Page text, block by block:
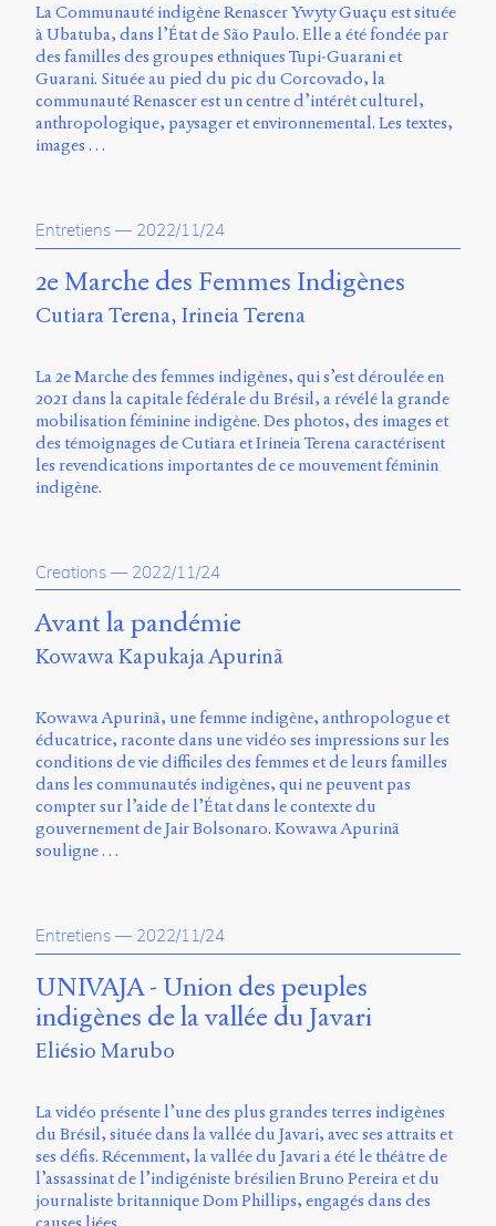
La Communauté indigène Renascer Ywyty Guaçu est située
à Ubatuba, dans l’État de São Paulo. Elle a été fondée par
des familles des groupes ethniques Tupi-Guarani et
Guarani. Située au pied du pic du Corcovado, la
communauté Renascer est un centre d’intérêt culturel,
anthropologique, paysager et environnemental. Les textes,
images …
Entretiens — 2022/11/24
2e Marche des Femmes Indigènes
Cutiara Terena Irineia Terena
La 2e Marche des femmes indigènes, qui s’est déroulée en
2021 dans la capitale fédérale du Brésil, a révélé la grande
mobilisation féminine indigène. Des photos, des images et
des témoignages de Cutiara et Irineia Terena caractérisent
les revendications importantes de ce mouvement féminin
indigène.
Creations — 2022/11/24
Avant la pandémie
Kowawa Kapukaja Apurinã
Kowawa Apurinã, une femme indigène, anthropologue et
éducatrice, raconte dans une vidéo ses impressions sur les
conditions de vie difficiles des femmes et de leurs familles
dans les communautés indigènes, qui ne peuvent pas
compter sur l’aide de l’État dans le contexte du
gouvernement de Jair Bolsonaro. Kowawa Apurinã
souligne …
Entretiens — 2022/11/24
UNIVAJA - Union des peuples
indigènes de la vallée du Javari
Eliésio Marubo
La vidéo présente l’une des plus grandes terres indigènes
du Brésil, située dans la vallée du Javari, avec ses attraits et
ses défis. Récemment, la vallée du Javari a été le théâtre de
l’assassinat de l’indigéniste brésilien Bruno Pereira et du
journaliste britannique Dom Phillips, engagés dans des